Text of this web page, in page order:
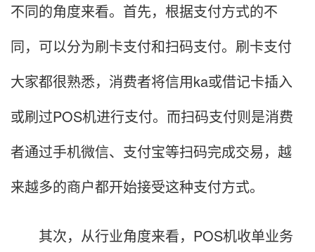
不同的角度来看。首先，根据支付方式的不
同，可以分为刷卡支付和扫码支付。刷卡支付
大家都很熟悉，消费者将信用ka或借记卡插入
或刷过POS机进行支付。而扫码支付则是消费
者通过手机微信、支付宝等扫码完成交易，越
来越多的商户都开始接受这种支付方式。
其次，从行业角度来看，POS机收单业务